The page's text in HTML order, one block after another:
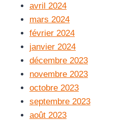
avril 2024
mars 2024
février 2024
janvier 2024
décembre 2023
novembre 2023
octobre 2023
septembre 2023
août 2023